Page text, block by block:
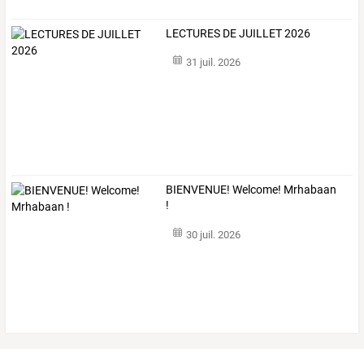
LECTURES DE JUILLET 2026
31 juil. 2026
BIENVENUE! Welcome! Mrhabaan
!
30 juil. 2026